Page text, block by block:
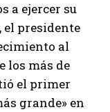
a ejercer su
el presidente
al
los más de
el primer
grande» en